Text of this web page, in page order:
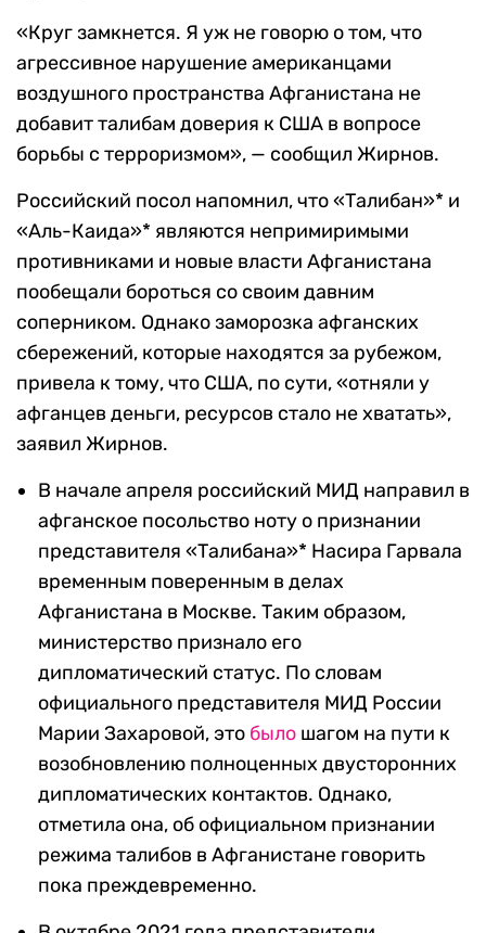
«Круг замкнется. Я уж не говорю о том, что
агрессивное нарушение американцами
воздушного пространства Афганистана не
добавит талибам доверия к США в вопросе
борьбы с терроризмом», — сообщил Жирнов.
Российский посол напомнил, что «Талибан»* и
«Аль-Каида»* являются непримиримыми
противниками и новые власти Афганистана
пообещали бороться со своим давним
соперником. Однако заморозка афганских
сбережений, которые находятся за рубежом,
привела к тому, что США, по сути, «отняли у
афганцев деньги, ресурсов стало не хватать»,
заявил Жирнов.
В начале апреля российский МИД направил в
афганское посольство ноту о признании
представителя «Талибана»* Насира Гарвала
временным поверенным в делах
Афганистана в Москве. Таким образом,
министерство признало его
дипломатический статус. По словам
официального представителя МИД России
Марии Захаровой, это было шагом на пути к
возобновлению полноценных двусторонних
дипломатических контактов. Однако,
отметила она, об официальном признании
режима талибов в Афганистане говорить
пока преждевременно.